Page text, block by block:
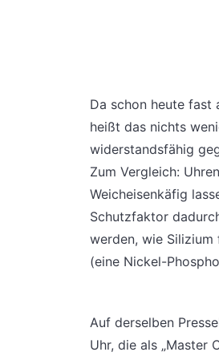
Da schon heute fast
heißt das nichts
widerstandsfähig
Zum Vergleich:
Weicheisenkäfig
Schutzfaktor
werden, wie
(eine Nickel-
Auf derselben
Uhr, die als „Master